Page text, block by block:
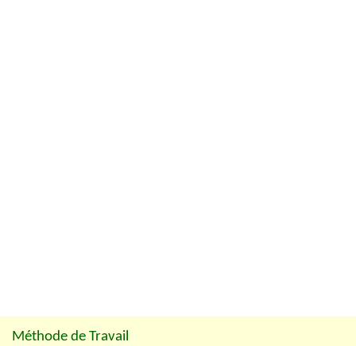
Méthode de Travail